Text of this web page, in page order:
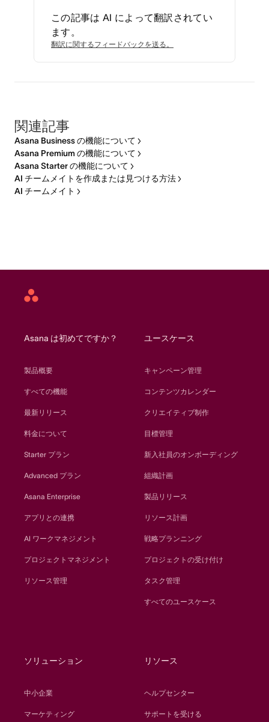
この記事は AI によって翻訳されてい
ます。
翻訳に関するフィードバックを送る。
関連記事
Asana Business の機能について
Asana Premium の機能について
Asana Starter の機能について
AI チームメイトを作成または見つける方法
AI チームメイト
Asana
Asana は初めてですか？
製品概要
すべての機能
最新リリース
料金について
Starter プラン
Advanced プラン
Asana Enterprise
アプリとの連携
AI ワークマネジメント
プロジェクトマネジメント
リソース管理
ユースケース
キャンペーン管理
コンテンツカレンダー
クリエイティブ制作
目標管理
新入社員のオンボーディング
組織計画
製品リリース
リソース計画
戦略プランニング
プロジェクトの受け付け
タスク管理
すべてのユースケース
ソリューション
中小企業
マーケティング
リソース
ヘルプセンター
サポートを受ける